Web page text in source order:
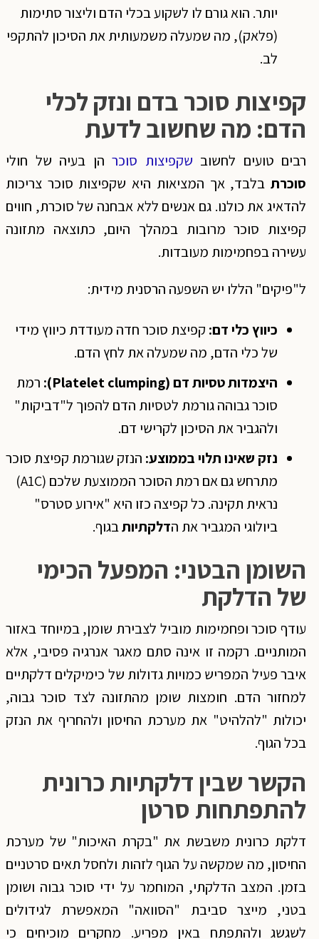
יותר. הוא גורם לו לשקוע בכלי הדם וליצור סתימות
(פלאק), מה שמעלה משמעותית את הסיכון להתקפי
לב.
קפיצות סוכר בדם ונזק לכלי
הדם: מה שחשוב לדעת
רבים טועים לחשוב שקפיצות סוכרהן בעיה של חולי
סוכרתבלבד, אך המציאות היא שקפיצות סוכר צריכות
להדאיג את כולנו. גם אנשים ללא אבחנה של סוכרת, חווים
קפיצות סוכר מרובות במהלך היום, כתוצאה מתזונה
עשירה בפחמימות מעובדות.
ל"פיקים" הללו יש השפעה הרסנית מידית:
כיווץ כלי דם:קפיצת סוכר חדה מעודדת כיווץ מידי
של כלי הדם, מה שמעלה את לחץ הדם.
היצמדות טסיות דם(Platelet clumping):
רמת
סוכר גבוהה גורמת לטסיות הדם להפוך ל"דביקות"
ולהגביר את הסיכון לקרישי דם.
נזק שאינו תלוי בממוצע:הנזק שגורמת קפיצת סוכר
מתרחש גם אם רמת הסוכר הממוצעת שלכם (A1C)
נראית תקינה. כל קפיצה כזו היא "אירוע סטרס"
ביולוגי המגביר את הדלקתיותבגוף.
השומן הבטני: המפעל הכימי
של הדלקת
עודף סוכר ופחמימות מוביל לצבירת שומן, במיוחד באזור
המותניים. רקמה זו אינה סתם מאגר אנרגיה פסיבי, אלא
איבר פעיל המפריש כמויות גדולות של כימיקלים דלקתיים
למחזור הדם. חומצות שומן מהתזונה לצד סוכר גבוה,
יכולות "להלהיט" את מערכת החיסון ולהחריף את הנזק
בכל הגוף.
הקשר שבין דלקתיות כרונית
להתפתחות סרטן
דלקת כרונית משבשת את "בקרת האיכות" של מערכת
החיסון, מה שמקשה על הגוף לזהות ולחסל תאים סרטניים
בזמן. המצב הדלקתי, המוחמר על ידי סוכר גבוה ושומן
בטני, מייצר סביבת "הסוואה" המאפשרת לגידולים
לשגשג ולהתפתח באין מפריע. מחקרים מוכיחים כי